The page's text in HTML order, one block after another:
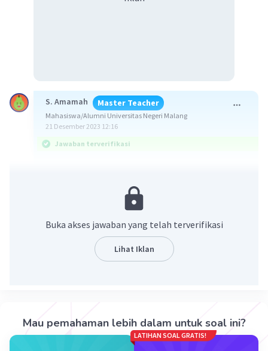
S. Amamah Master Teacher
Mahasiswa/Alumni Universitas Negeri Malang
21 Desember 2023 12:16
Jawaban terverifikasi
jika di atas permukaan laut maka bernilai positif
jika di bawah permukaan laut bernilai negatif
perbedaan ketinggian B dan C = -5 - (-45)
Buka akses jawaban yang telah terverifikasi
Lihat Iklan
Mau pemahaman lebih dalam untuk soal ini?
LATIHAN SOAL GRATIS!